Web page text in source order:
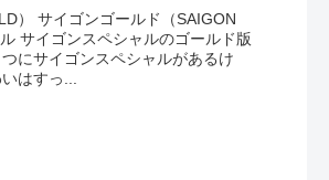
） サイゴンゴールド（SAIGON
サイゴンスペシャルのゴールド版
にサイゴンスペシャルがあるけ
はすっ...